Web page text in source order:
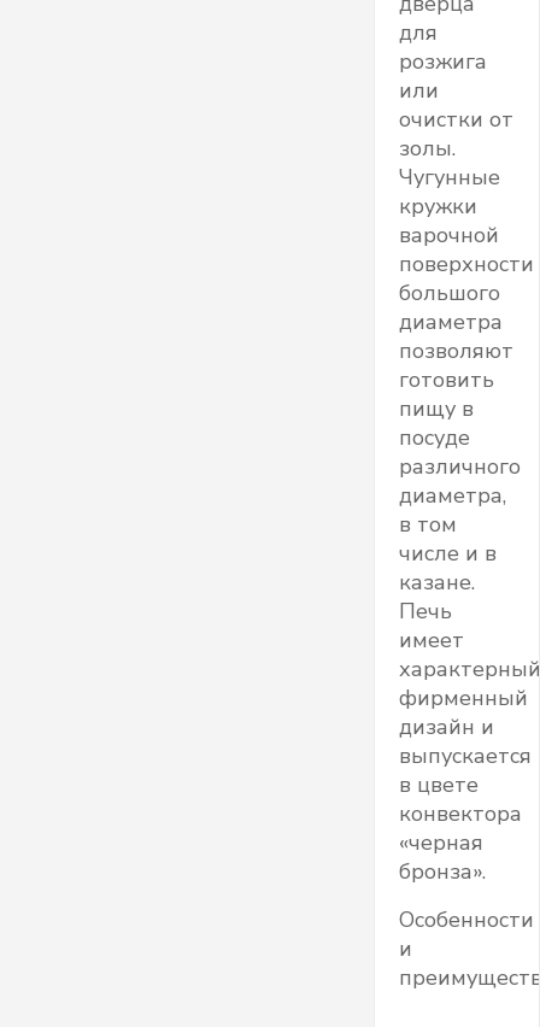
для
розжига
или
очистки от
золы.
Чугунные
кружки
варочной
поверхности
большого
диаметра
позволяют
готовить
пищу в
посуде
различного
диаметра,
в том
числе и в
казане.
Печь
имеет
характерный
фирменный
дизайн и
выпускается
в цвете
конвектора
«черная
бронза».
Особенности
и